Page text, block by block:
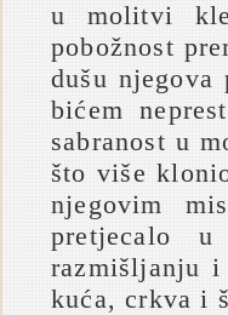
u molitvi
pobožnost
dušu
bićem
sabranost u
što više
njegovim
pretjecalo
razmišljanju
kuća, crkva i